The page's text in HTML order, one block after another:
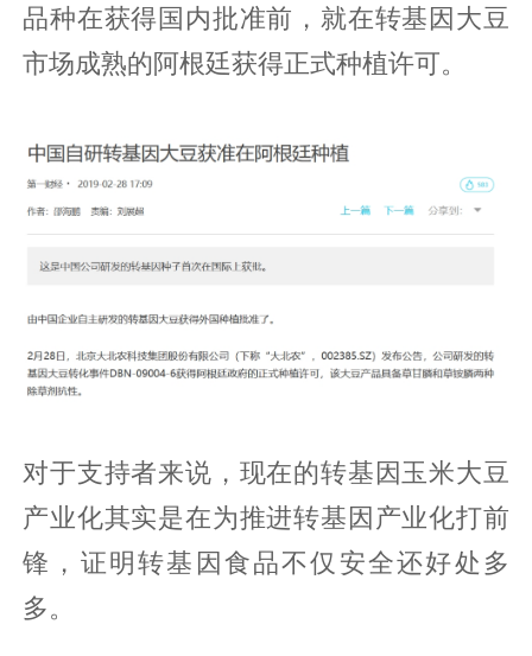
品种在获得国内批准前，就在转基因大豆
市场成熟的阿根廷获得正式种植许可。
对于支持者来说，现在的转基因玉米大豆
产业化其实是在为推进转基因产业化打前
锋，证明转基因食品不仅安全还好处多
多。